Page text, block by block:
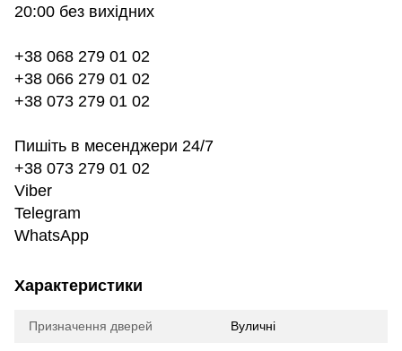
20:00 без вихідних
+38 068 279 01 02
+38 066 279 01 02
+38 073 279 01 02
Пишіть в месенджери 24/7
+38 073 279 01 02
Viber
Telegram
WhatsApp
Характеристики
Призначення дверей Вуличні